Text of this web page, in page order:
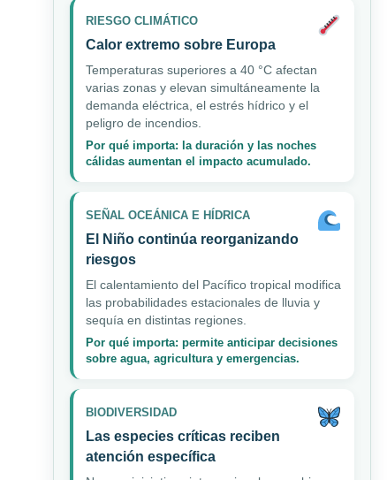
RIESGO CLIMÁTICO
Calor extremo sobre Europa
Temperaturas superiores a 40 °C afectan
varias zonas y elevan simultáneamente la
demanda eléctrica, el estrés hídrico y el
peligro de incendios.
Por qué importa: la duración y las noches
cálidas aumentan el impacto acumulado.
SEÑAL OCEÁNICA E HÍDRICA
El Niño continúa reorganizando
riesgos
El calentamiento del Pacífico tropical modifica
las probabilidades estacionales de lluvia y
sequía en distintas regiones.
Por qué importa: permite anticipar decisiones
sobre agua, agricultura y emergencias.
BIODIVERSIDAD
Las especies críticas reciben
atención específica